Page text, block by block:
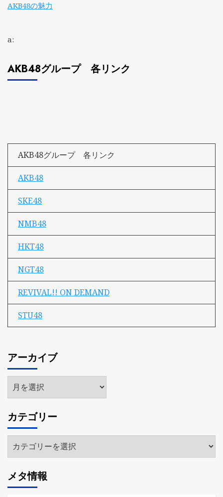
AKB48の魅力
a:
AKB48グループ 各リンク
AKB48グループ 各リンク
AKB48
SKE48
NMB48
HKT48
NGT48
REVIVAL!! ON DEMAND
STU48
アーカイブ
ア
ー
イ
ブ
カテゴリー
テ
リ
ー
メタ情報